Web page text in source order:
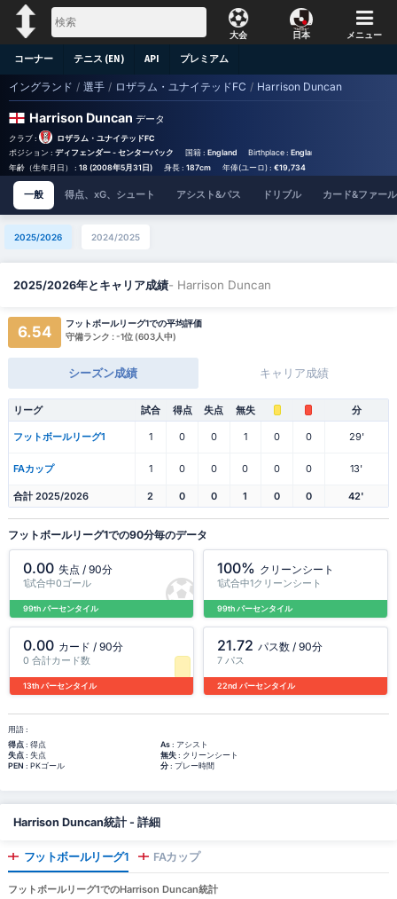
大会 日本 メニュー
コーナー テニス (EN) API プレミアム
イングランド / 選手 / ロザラム・ユナイテッドFC / Harrison Duncan
Harrison Duncan データ
クラブ :
ロザラム・ユナイテッドFC
ポジション : ディフェンダー - センターバック 国籍 :England Birthplace :England - England
年齢（生年月日） : 18 (2008年5月31日) 身長 :187cm 年俸(ユーロ) :€19,734
一般 得点、xG、シュート アシスト&パス ドリブル カード&ファール
2025/2026 2024/2025
2025/2026年とキャリア成績- Harrison Duncan
6.54
フットボールリーグ1での平均評価
守備ランク : -1位 (603人中)
シーズン成績 キャリア成績
リーグ 試合 得点 失点 無失 分
フットボールリーグ1 1 0 0 1 0 0 29'
FAカップ 1 0 0 0 0 0 13'
合計 2025/2026 2 0 0 1 0 0 42'
フットボールリーグ1での90分毎のデータ
0.00 失点 / 90分
1試合中0ゴール
99th パーセンタイル
100% クリーンシート
1試合中1クリーンシート
99th パーセンタイル
0.00 カード / 90分
0 合計カード数
13th パーセンタイル
21.72 パス数 / 90分
7 パス
22nd パーセンタイル
用語 :
得点: 得点 As: アシスト
失点: 失点 無失: クリーンシート
PEN : PKゴール 分: プレー時間
Harrison Duncan統計 - 詳細
フットボールリーグ1 FAカップ
フットボールリーグ1でのHarrison Duncan統計